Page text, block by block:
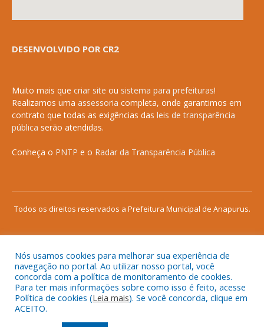
DESENVOLVIDO POR CR2
Muito mais que criar site ou sistema para prefeituras!
Realizamos uma assessoria completa, onde garantimos em
contrato que todas as exigências das leis de transparência
pública serão atendidas.
Conheça o PNTP e o Radar da Transparência Pública
Todos os direitos reservados a Prefeitura Municipal de Anapurus.
Mapa do Site
Acessar Área Administrativa
Acessar o Webmail
Nós usamos cookies para melhorar sua experiência de
navegação no portal. Ao utilizar nosso portal, você
concorda com a política de monitoramento de cookies.
Para ter mais informações sobre como isso é feito, acesse
Política de cookies (Leia mais). Se você concorda, clique em
ACEITO.